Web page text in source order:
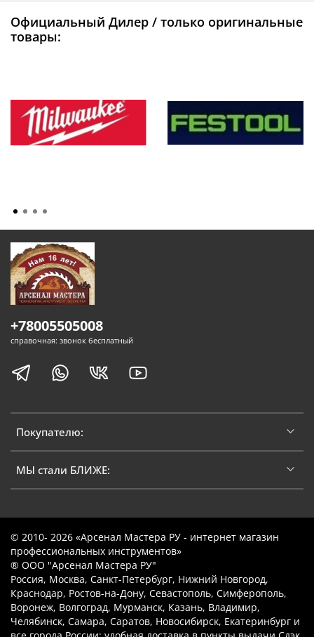
Официальный Дилер / только оригинальные
товары:
Покупателю:
МЫ стали БЛИЖЕ:
+78005505008
справочная: звонок бесплатный
© 2010- 2026 «Арсенал Мастера РУ - интернет магазин
профессиональных инструментов»
® ООО "Арсенал Мастера РУ"
Россия, Москва, Санкт-Петербург, Нижний Новгород,
Краснодар, Ростов-на-Дону, Севастополь, Симферополь,
Воронеж, Волгоград, Мурманск, Казань, Владимир,
Челябинск, Самара, Саратов, Новосибирск, Екатеринбург и